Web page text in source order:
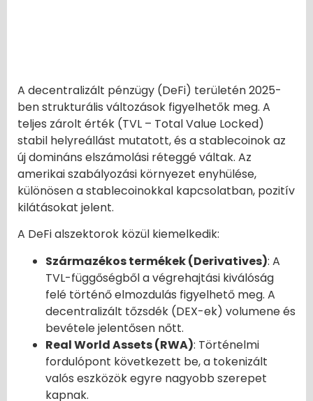
A decentralizált pénzügy (DeFi) területén 2025-
ben strukturális változások figyelhetők meg. A
teljes zárolt érték (TVL – Total Value Locked)
stabil helyreállást mutatott, és a stablecoinok az
új domináns elszámolási réteggé váltak. Az
amerikai szabályozási környezet enyhülése,
különösen a stablecoinokkal kapcsolatban, pozitív
kilátásokat jelent.
A DeFi alszektorok közül kiemelkedik:
Származékos termékek (Derivatives): A
TVL-függőségből a végrehajtási kiválóság
felé történő elmozdulás figyelhető meg. A
decentralizált tőzsdék (DEX-ek) volumene és
bevétele jelentősen nőtt.
Real World Assets (RWA): Történelmi
fordulópont következett be, a tokenizált
valós eszközök egyre nagyobb szerepet
kapnak.